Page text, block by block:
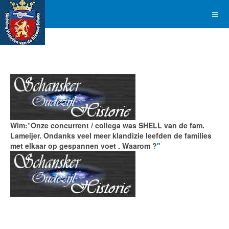
Wim:''Onze concurrent / collega was SHELL van de fam.
Lameijer. Ondanks veel meer klandizie leefden de families
met elkaar op gespannen voet . Waarom ?''